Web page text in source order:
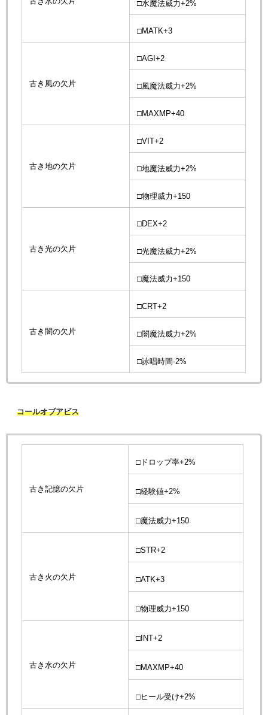
□水魔法威力+2%
□MATK+3
古き風の欠片
□AGI+2
□風魔法威力+2%
□MAXMP+40
古き地の欠片
□VIT+2
□地魔法威力+2%
□物理威力+150
古き光の欠片
□DEX+2
□光魔法威力+2%
□魔法威力+150
古き闇の欠片
□CRT+2
□闇魔法威力+2%
□詠唱時間-2%
コールオブアビス
古き記憶の欠片
□ドロップ率+2%
□経験値+2%
□魔法威力+150
古き火の欠片
□STR+2
□ATK+3
□物理威力+150
古き水の欠片
□INT+2
□MAXMP+40
□ヒール受け+2%